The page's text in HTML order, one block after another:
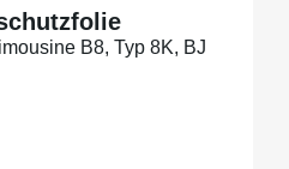
B8, Typ 8K, BJ